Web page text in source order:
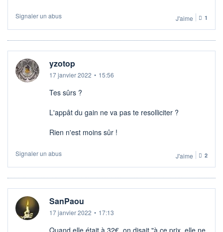
Signaler un abus J'aime 1
yzotop
17 janvier 2022 • 15:56
Tes sûrs ?
L'appât du gain ne va pas te resolliciter ?
Rien n'est moins sûr !
Signaler un abus J'aime 2
SanPaou
17 janvier 2022 • 17:13
Quand elle était à 32€, on disait "à ce prix, elle ne